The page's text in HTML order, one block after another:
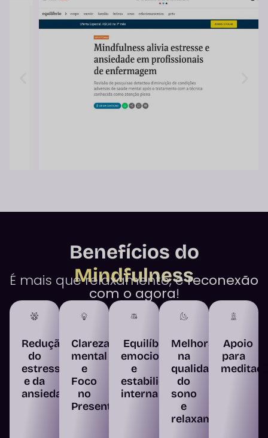
Benefícios do
Mindfulness
É mais que relaxamento, éreconexão
com o agora!
Redução
do
estresse
e da
ansiedade
Clareza
mental
e
Foco
no
Presente
Equilíbrio
emocional
e
estabilidade
interna
Melhora
na
qualidade
do
sono
e
relaxamento
Apoio
para